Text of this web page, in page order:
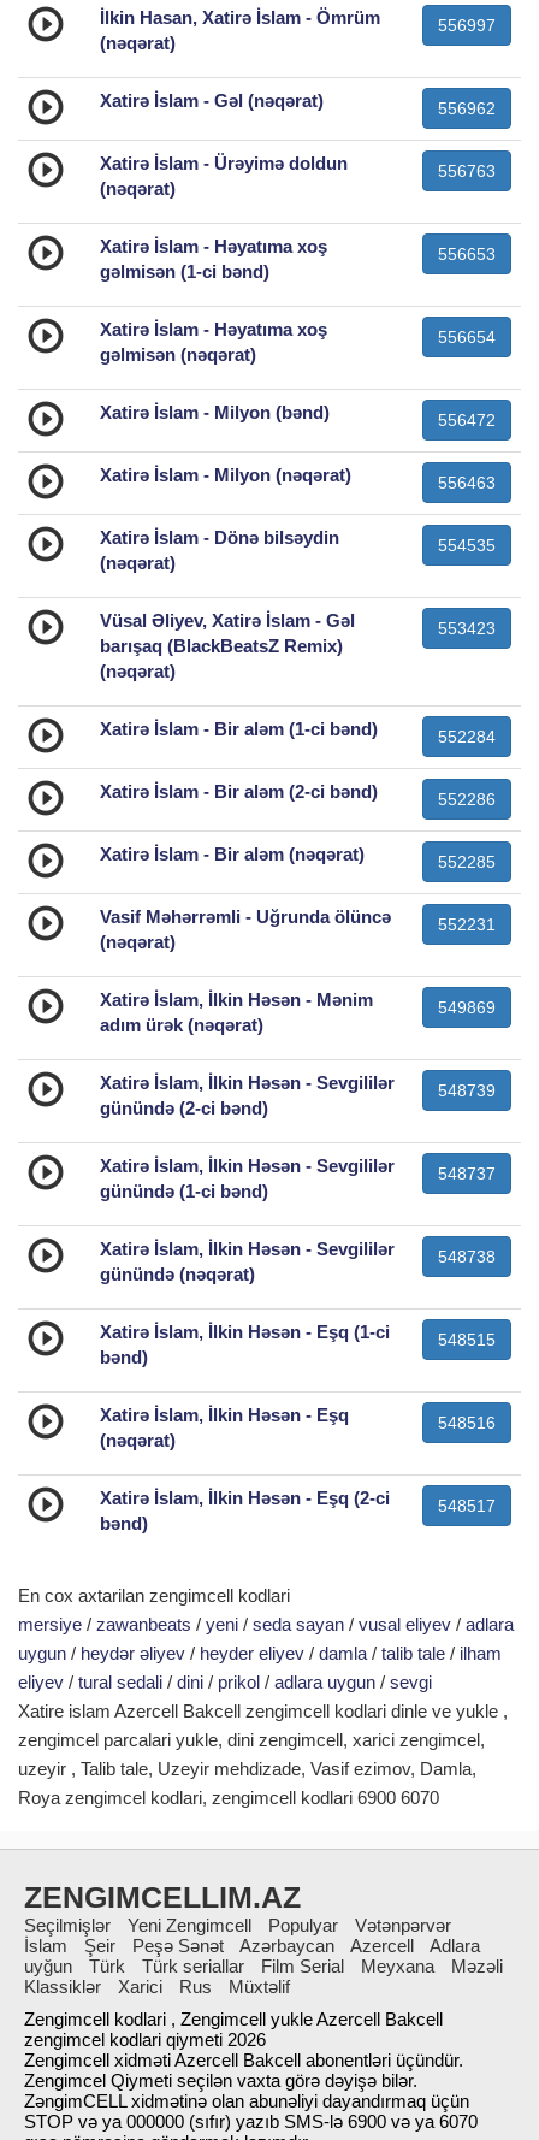
İlkin Hasan, Xatirə İslam - Ömrüm
(nəqərat)
556997
Xatirə İslam - Gəl (nəqərat) 556962
Xatirə İslam - Ürəyimə doldun
(nəqərat)
556763
Xatirə İslam - Həyatıma xoş
gəlmisən (1-ci bənd)
556653
Xatirə İslam - Həyatıma xoş
gəlmisən (nəqərat)
556654
Xatirə İslam - Milyon (bənd) 556472
Xatirə İslam - Milyon (nəqərat) 556463
Xatirə İslam - Dönə bilsəydin
(nəqərat)
554535
Vüsal Əliyev, Xatirə İslam - Gəl
barışaq (BlackBeatsZ Remix)
(nəqərat)
553423
Xatirə İslam - Bir aləm (1-ci bənd) 552284
Xatirə İslam - Bir aləm (2-ci bənd) 552286
Xatirə İslam - Bir aləm (nəqərat) 552285
Vasif Məhərrəmli - Uğrunda ölüncə
(nəqərat)
552231
Xatirə İslam, İlkin Həsən - Mənim
adım ürək (nəqərat)
549869
Xatirə İslam, İlkin Həsən - Sevgililər
günündə (2-ci bənd)
548739
Xatirə İslam, İlkin Həsən - Sevgililər
günündə (1-ci bənd)
548737
Xatirə İslam, İlkin Həsən - Sevgililər
günündə (nəqərat)
548738
Xatirə İslam, İlkin Həsən - Eşq (1-ci
bənd)
548515
Xatirə İslam, İlkin Həsən - Eşq
(nəqərat)
548516
Xatirə İslam, İlkin Həsən - Eşq (2-ci
bənd)
548517
En cox axtarilan zengimcell kodlari
mersiye / zawanbeats / yeni / seda sayan / vusal eliyev / adlara
uygun / heydər əliyev / heyder eliyev / damla / talib tale / ilham
eliyev / tural sedali / dini / prikol / adlara uygun / sevgi
Xatire islam Azercell Bakcell zengimcell kodlari dinle ve yukle ,
zengimcel parcalari yukle, dini zengimcell, xarici zengimcel,
uzeyir , Talib tale, Uzeyir mehdizade, Vasif ezimov, Damla,
Roya zengimcel kodlari, zengimcell kodlari 6900 6070
ZENGIMCELLIM.AZ
Seçilmişlər Yeni Zengimcell Populyar
Vətənpərvər
İslam
Şeir Peşə Sənət Azərbaycan Azercell
Adlara
uyğun
Türk Türk seriallar Film Serial Meyxana
Məzəli
Klassiklər
Xarici Rus
Müxtəlif
Zengimcell kodlari , Zengimcell yukle Azercell Bakcell
zengimcel kodlari qiymeti 2026
Zengimcell xidməti Azercell Bakcell abonentləri üçündür.
Zengimcel Qiymeti seçilən vaxta görə dəyişə bilər.
ZəngimCELL xidmətinə olan abunəliyi dayandırmaq üçün
STOP və ya 000000 (sıfır) yazıb SMS-lə 6900 və ya 6070